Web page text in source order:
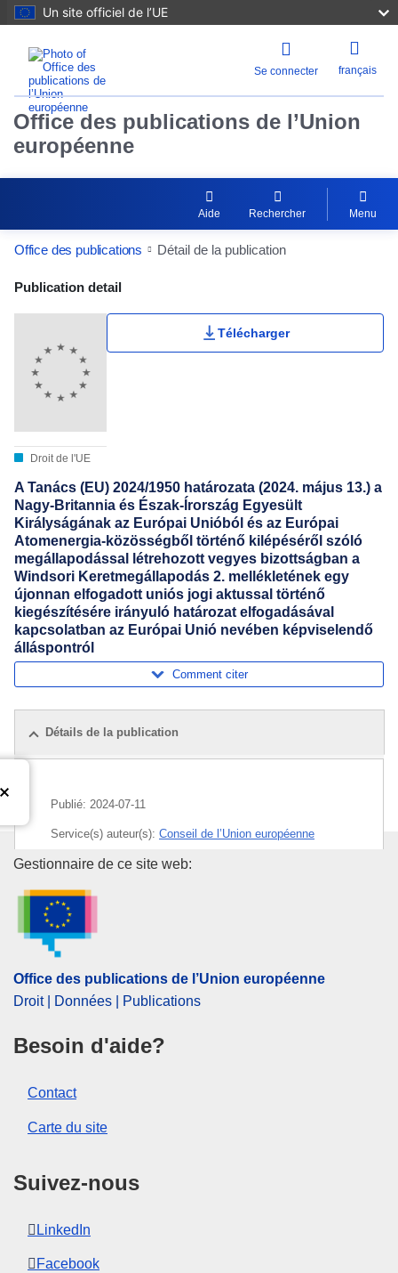
Un site officiel de l’UE
Se connecter français
Office des publications de l’Union
européenne
Aide Rechercher Menu
Office des publications Détail de la publication
Publication Detail Actions Portlet
Publication detail
Droit de l'UE
Télécharger
A Tanács (EU) 2024/1950 határozata (2024. május 13.) a
Nagy-Britannia és Észak-Írország Egyesült
Királyságának az Európai Unióból és az Európai
Atomenergia-közösségből történő kilépéséről szóló
megállapodással létrehozott vegyes bizottságban a
Windsori Keretmegállapodás 2. mellékletének egy
újonnan elfogadott uniós jogi aktussal történő
kiegészítésére irányuló határozat elfogadásával
kapcsolatban az Európai Unió nevében képviselendő
álláspontról
Comment citer
Détails de la publication
Publié: 2024-07-11
Service(s) auteur(s): Conseil de l’Union européenne
Sujet: accord (UE), appellation d'origine
(UE),dénomination du produit
production artisanale
d'accord,
d'accord
CELEX : 32024D1950
OJ : L_202401950
pdfa2a
Office des publications de
Gestionnaire de ce site web:
Office des publications de l’Union européenne
Droit | Données | Publications
Besoin d'aide?
Contact
Carte du site
Suivez-nous
LinkedIn
Facebook